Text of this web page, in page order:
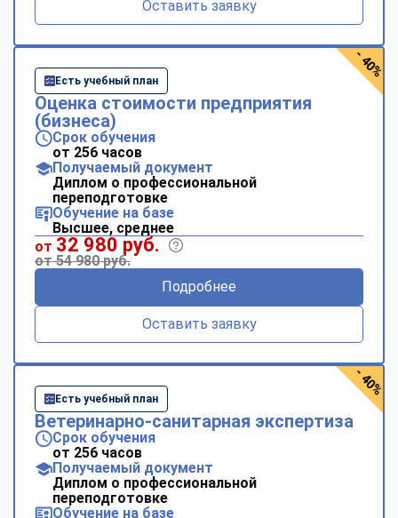
Оставить заявку
Есть учебный план
Оценка стоимости предприятия
(бизнеса)
Срок обучения
от 256 часов
Получаемый документ
Диплом о профессиональной
переподготовке
Обучение на базе
Высшее, среднее
от 32 980 руб.
от 54 980 руб.
Подробнее
Оставить заявку
- 40%
Есть учебный план
Ветеринарно-санитарная экспертиза
Срок обучения
от 256 часов
Получаемый документ
Диплом о профессиональной
переподготовке
Обучение на базе
- 40%